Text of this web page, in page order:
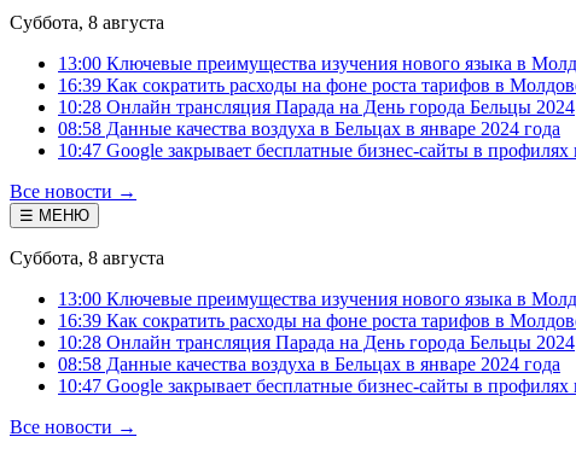
Суббота, 8 августа
13:00 Ключевые преимущества изучения нового языка в
16:39 Как сократить расходы на фоне роста тарифов в
10:28 Онлайн трансляция Парада на День города Бельцы 2024
08:58 Данные качества воздуха в Бельцах в январе 2024 года
10:47 Google закрывает бесплатные бизнес-сайты в
Все новости →
☰ МЕНЮ
Суббота, 8 августа
13:00 Ключевые преимущества изучения нового языка в
16:39 Как сократить расходы на фоне роста тарифов в
10:28 Онлайн трансляция Парада на День города Бельцы 2024
08:58 Данные качества воздуха в Бельцах в январе 2024 года
10:47 Google закрывает бесплатные бизнес-сайты в
Все новости →